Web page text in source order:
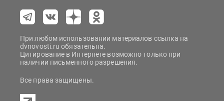
При любом использовании материалов ссылка на
dvnovosti.ru обязательна.
Цитирование в Интернете возможно только при
наличии письменного разрешения.
Все права защищены.